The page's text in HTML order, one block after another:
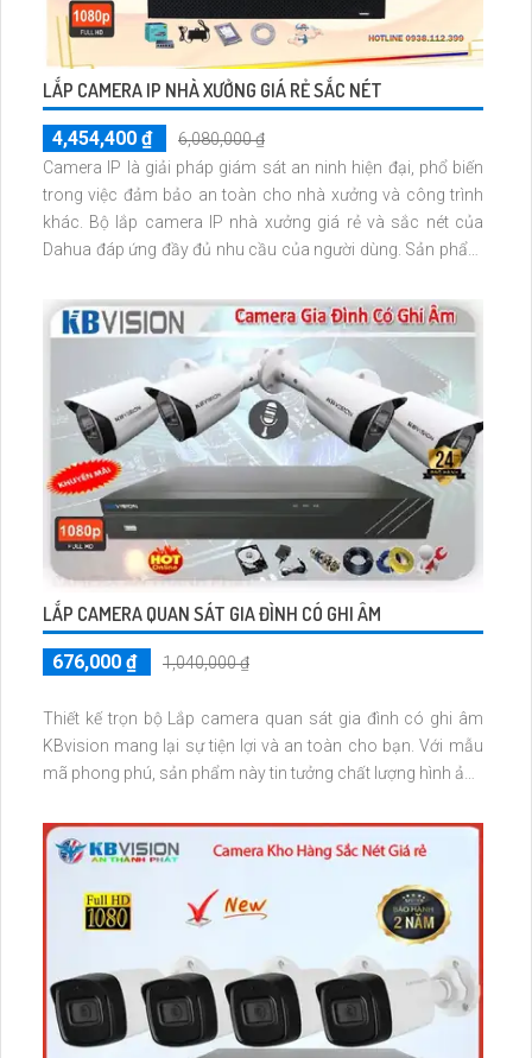
LẮP CAMERA IP NHÀ XƯỞNG GIÁ RẺ SẮC NÉT
4,454,400 ₫
6,080,000 ₫
Camera IP là giải pháp giám sát an ninh hiện đại, phổ biến
trong việc đảm bảo an toàn cho nhà xưởng và công trình
khác. Bộ lắp camera IP nhà xưởng giá rẻ và sắc nét của
Dahua đáp ứng đầy đủ nhu cầu của người dùng. Sản phẩm
thu hình chất lượng cao
LẮP CAMERA QUAN SÁT GIA ĐÌNH CÓ GHI ÂM
676,000 ₫ 1,040,000 ₫
Thiết kế trọn bộ Lắp camera quan sát gia đình có ghi âm
KBvision mang lại sự tiện lợi và an toàn cho bạn. Với mẫu
mã phong phú, sản phẩm này tin tưởng chất lượng hình ảnh
cạnh đó, sản phẩm còn được hưởng chiết khấu cao, giúp
bạn tiết kiệm chi phí